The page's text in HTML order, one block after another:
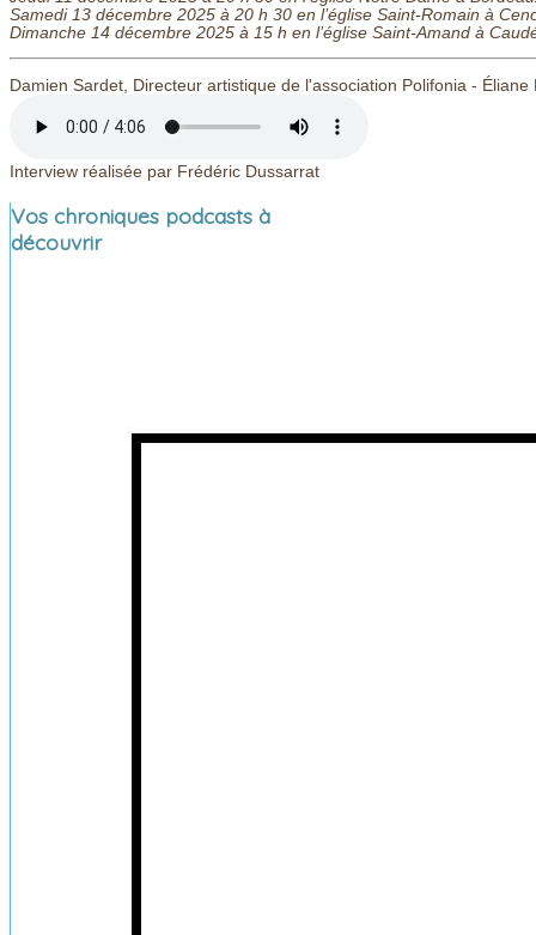
Samedi 13 décembre 2025 à 20 h 30 en l’église Saint-Romain à
Dimanche 14 décembre 2025 à 15 h en l’église Saint-Amand à
Damien Sardet, Directeur artistique de l'association Polifonia -
Interview réalisée par Frédéric Dussarrat
Vos chroniques podcasts à
découvrir